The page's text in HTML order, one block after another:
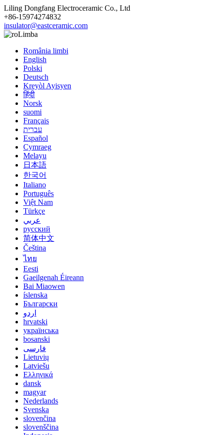
Liling Dongfang Electroceramic Co., Ltd
+86-15974274832
insulator@eastceramic.com
Limba
România limbi
English
Polski
Deutsch
Kreyòl Ayisyen
हिंदी
Norsk
suomi
Français
עברית
Español
Cymraeg
Melayu
日本語
한국어
Italiano
Português
Việt Nam
Türkçe
عربي
русский
简体中文
Čeština
ไทย
Eesti
Gaeilgenah Éireann
Bai Miaowen
íslenska
Български
اردو
hrvatski
українська
bosanski
فارسی
Lietuvių
Latviešu
Ελληνικά
dansk
magyar
Nederlands
Svenska
slovenčina
slovenščina